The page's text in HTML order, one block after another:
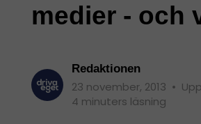
medier - och
Redaktionen
23 november, 2013 •
4 minuters läsning